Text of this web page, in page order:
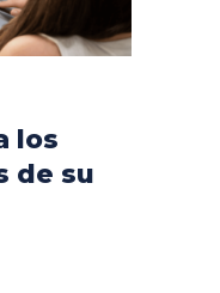
los
de su